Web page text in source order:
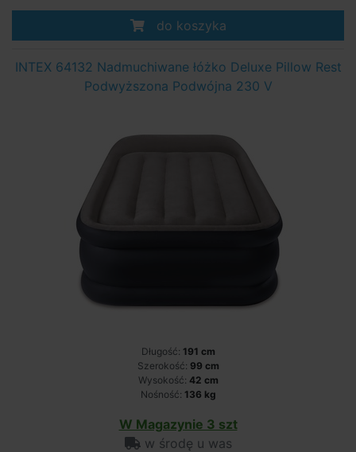
do koszyka
INTEX 64132 Nadmuchiwane łóżko Deluxe Pillow Rest
Podwyższona Podwójna 230 V
Długość: 191 cm
Szerokość: 99 cm
Wysokość: 42 cm
Nośność: 136 kg
W Magazynie 3 szt
w środę u was